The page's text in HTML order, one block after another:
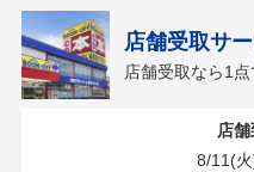
店舗受取サ
店舗受取なら1点
店
8/11(